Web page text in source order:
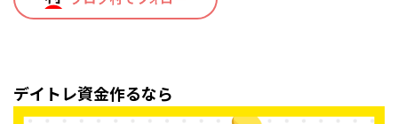
デイトレ資金作るなら